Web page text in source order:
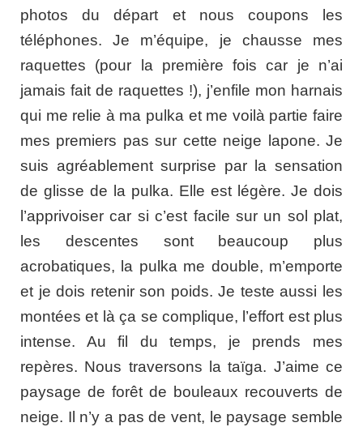
photos du départ et nous coupons les
téléphones. Je m’équipe, je chausse mes
raquettes (pour la première fois car je n’ai
jamais fait de raquettes !), j’enfile mon harnais
qui me relie à ma pulka et me voilà partie faire
mes premiers pas sur cette neige lapone. Je
suis agréablement surprise par la sensation
de glisse de la pulka. Elle est légère. Je dois
l’apprivoiser car si c’est facile sur un sol plat,
les descentes sont beaucoup plus
acrobatiques, la pulka me double, m’emporte
et je dois retenir son poids. Je teste aussi les
montées et là ça se complique, l’effort est plus
intense. Au fil du temps, je prends mes
repères. Nous traversons la taïga. J’aime ce
paysage de forêt de bouleaux recouverts de
neige. Il n’y a pas de vent, le paysage semble